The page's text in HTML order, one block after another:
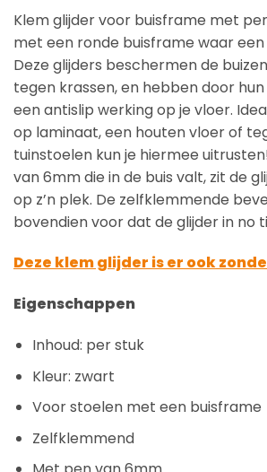
Klem glijder voor buisframe met
met een ronde buisframe waar een
Deze glijders beschermen de
tegen krassen, en hebben door
een antislip werking op je vloer.
op laminaat, een houten vloer of
tuinstoelen kun je hiermee
van 6mm die in de buis valt, zit de
op z’n plek. De zelfklemmende
bovendien voor dat de glijder in no
Deze klem glijder is er ook
Eigenschappen
Inhoud: per stuk
Kleur: zwart
Voor stoelen met een buisframe
Zelfklemmend